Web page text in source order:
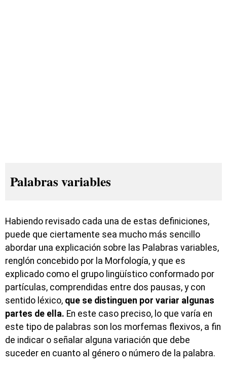
Palabras variables
Habiendo revisado cada una de estas definiciones,
puede que ciertamente sea mucho más sencillo
abordar una explicación sobre las Palabras variables,
renglón concebido por la Morfología, y que es
explicado como el grupo lingüístico conformado por
partículas, comprendidas entre dos pausas, y con
sentido léxico, que se distinguen por variar algunas
partes de ella. En este caso preciso, lo que varía en
este tipo de palabras son los morfemas flexivos, a fin
de indicar o señalar alguna variación que debe
suceder en cuanto al género o número de la palabra.